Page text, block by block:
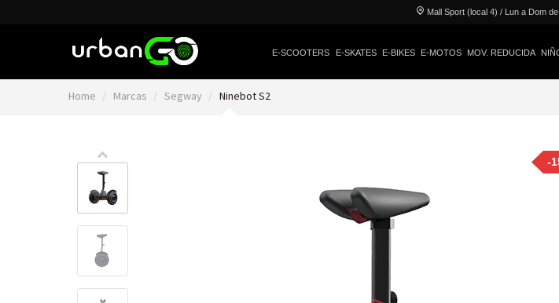
Mall Sport (local 4) / Lun a Dom
E-SCOOTERS E-SKATES E-BIKES E-MOTOS MOV. REDUCIDA
Home Marcas Segway Ninebot S2
-